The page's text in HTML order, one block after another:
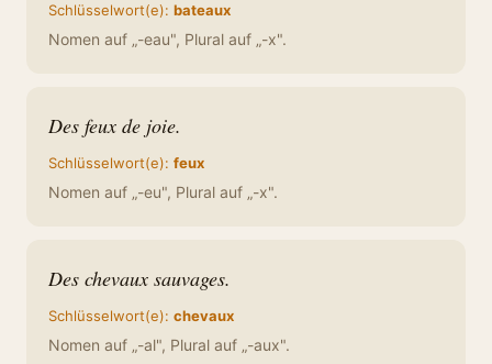
Schlüsselwort(e): bateaux
Nomen auf „-eau", Plural auf „-x".
Des feux de joie.
Schlüsselwort(e): feux
Nomen auf „-eu", Plural auf „-x".
Des chevaux sauvages.
Schlüsselwort(e): chevaux
Nomen auf „-al", Plural auf „-aux".